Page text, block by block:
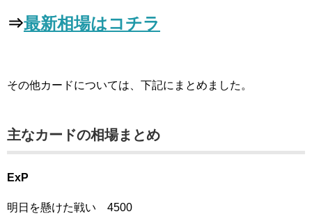
⇒最新相場はコチラ
その他カードについては、下記にまとめました。
主なカードの相場まとめ
ExP
明日を懸けた戦い 4500